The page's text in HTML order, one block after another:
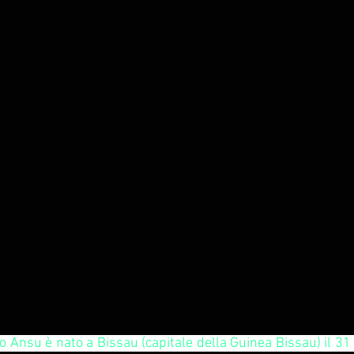
Ansu è nato a Bissau (capitale della Guinea Bissau) il